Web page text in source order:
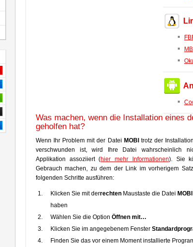
Was machen, wenn die Installation eines
geholfen hat?
Wenn Ihr Problem mit der Datei MOBI trotz der
verschwunden ist, wird Ihre Datei wahrscheinlich
Applikation assoziiert (hier mehr Informationen). Sie
Gebrauch machen, zu dem der Link im vorherigem
folgenden Schritte ausführen:
Klicken Sie mit derrechten Maustaste die Datei MOBI
haben
Wählen Sie die Option Öffnen mit…
Klicken Sie im angegebenem Fenster
Finden Sie das vor einem Moment installierte